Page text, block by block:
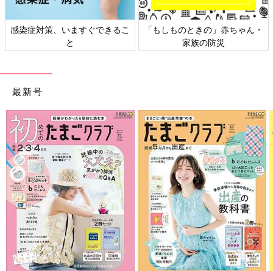
感染症対策、いますぐできるこ
と
「もしものときの」赤ちゃん・
家族の防災
最新号